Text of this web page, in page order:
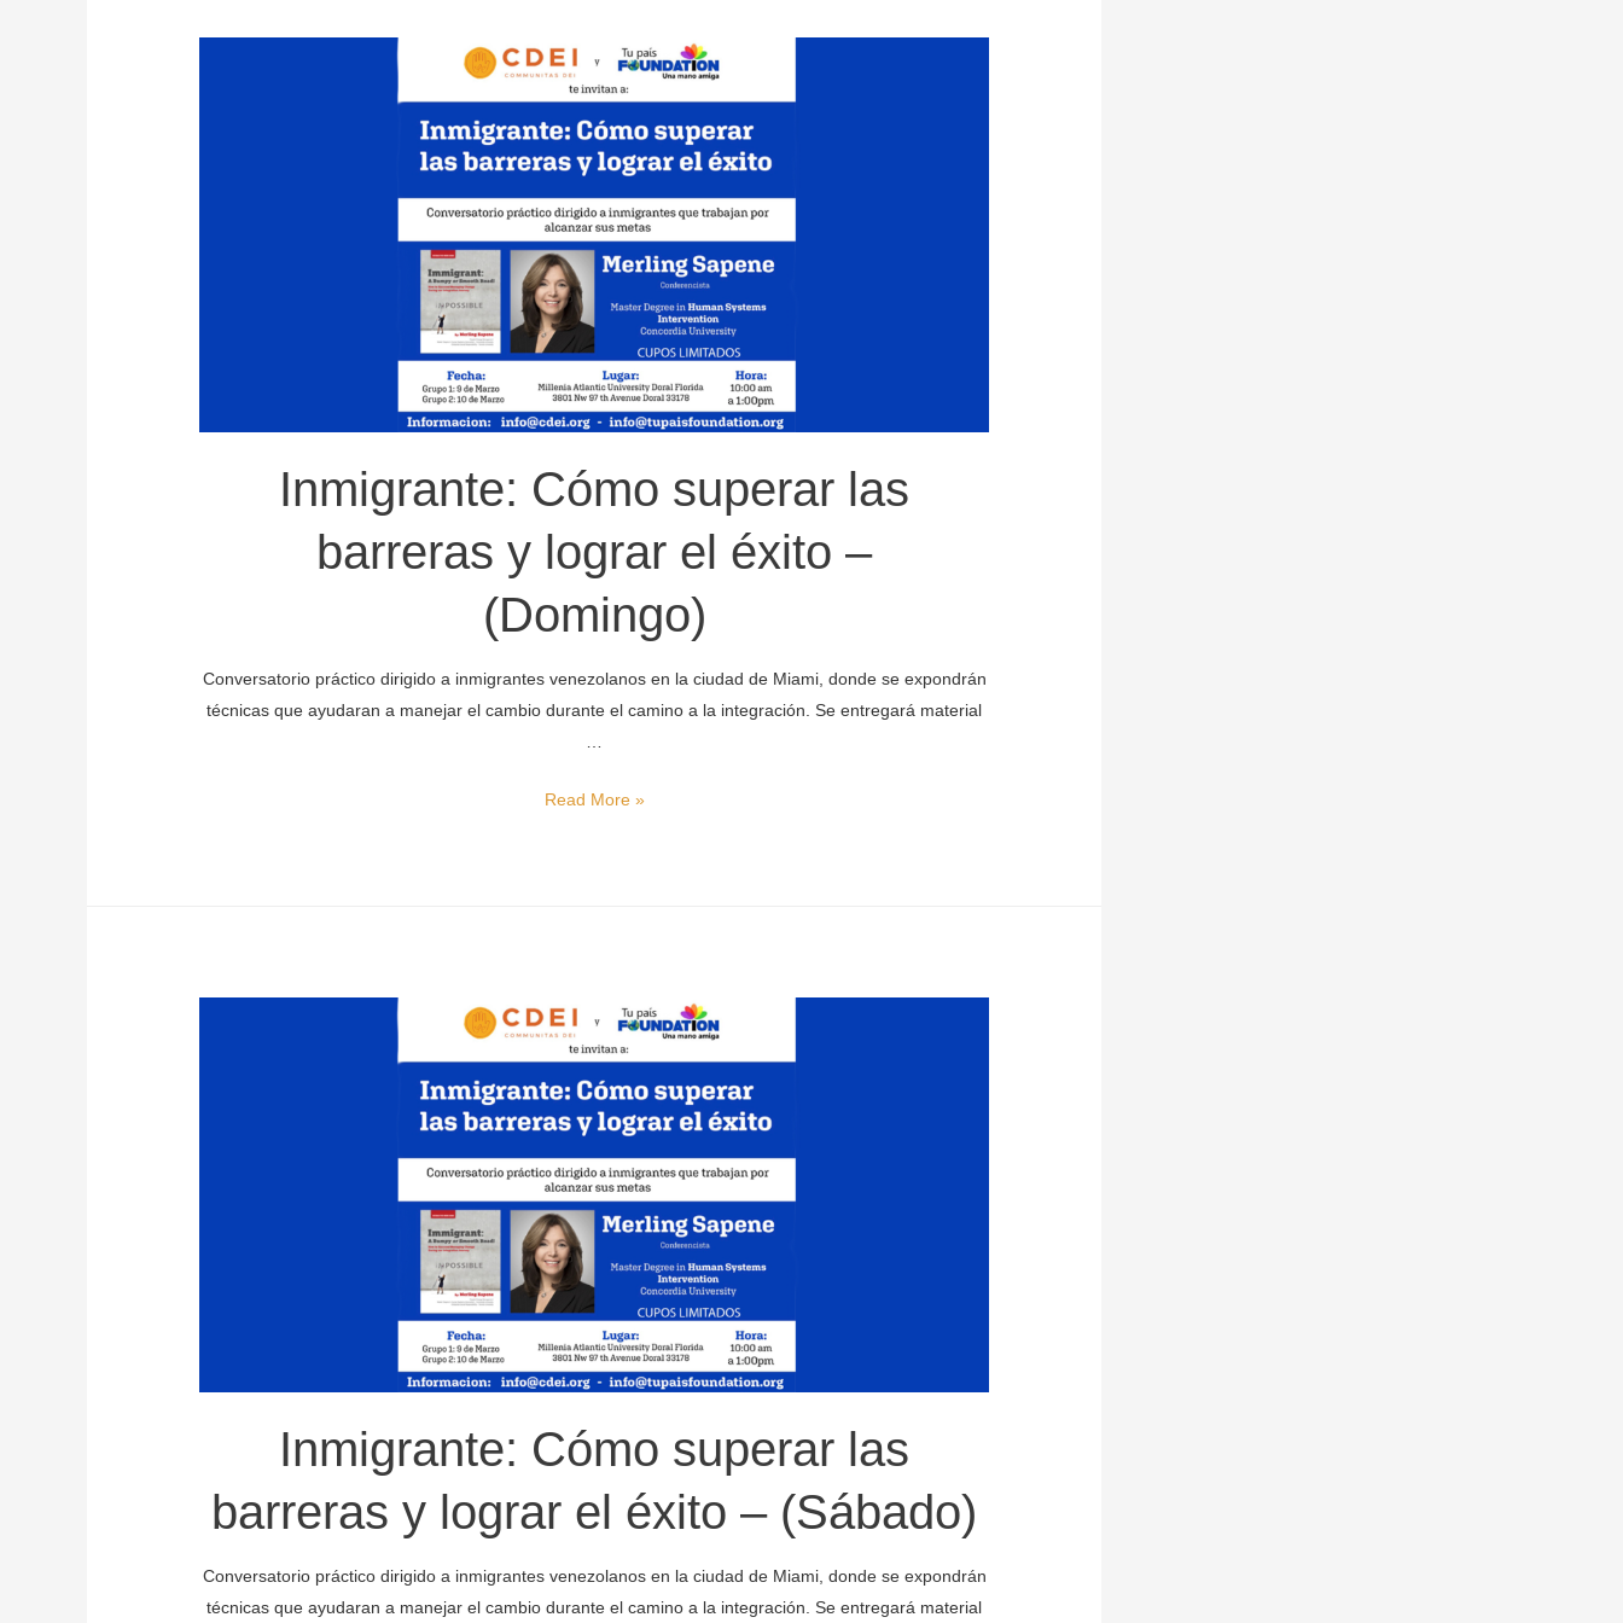
Inmigrante: Cómo superar las
barreras y lograr el éxito –
(Domingo)
Conversatorio práctico dirigido a inmigrantes venezolanos en la ciudad de Miami, donde se expondrán
técnicas que ayudaran a manejar el cambio durante el camino a la integración. Se entregará material
Inmigrante:
el
éxito
–
(Domingo)
Read More »
Inmigrante: Cómo superar las
barreras y lograr el éxito – (Sábado)
Conversatorio práctico dirigido a inmigrantes venezolanos en la ciudad de Miami, donde se expondrán
técnicas que ayudaran a manejar el cambio durante el camino a la integración. Se entregará material